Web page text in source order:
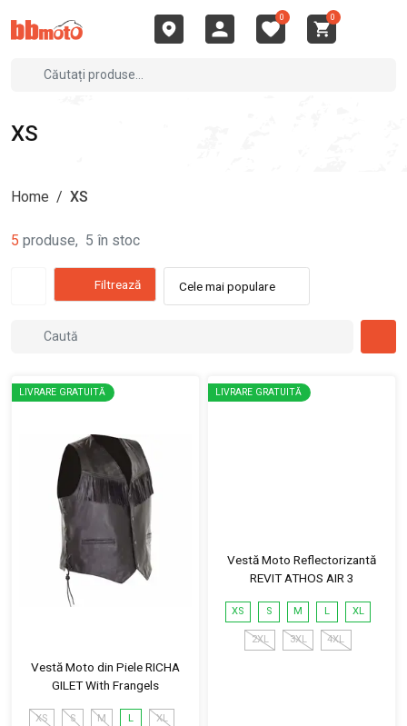
0 0
XS
Home / XS
5 produse, 5 în stoc
Filtrează Cele mai populare
LIVRARE GRATUITĂ
Vestă Moto din Piele RICHA
GILET With Frangels
XS S M L XL
LIVRARE GRATUITĂ
Vestă Moto Reflectorizantă
REVIT ATHOS AIR 3
XS S M L XL
2XL 3XL 4XL